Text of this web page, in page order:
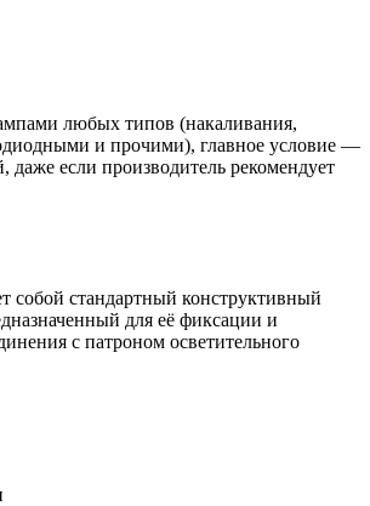
любых типов (накаливания,
и прочими), главное условие —
даже если производитель рекомендует
собой стандартный конструктивный
для её фиксации и
с патроном осветительного